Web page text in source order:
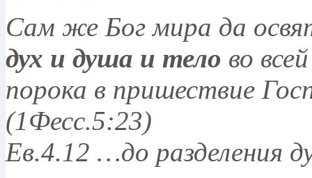
Сам же Бог мира да
дух и душа и тело во
порока в пришествие
(1Фесс.5:23)
Ев.4.12 …до разделения